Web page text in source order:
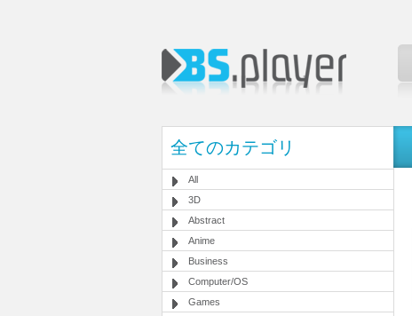
全てのカテゴリ
All
3D
Abstract
Anime
Business
Computer/OS
Games